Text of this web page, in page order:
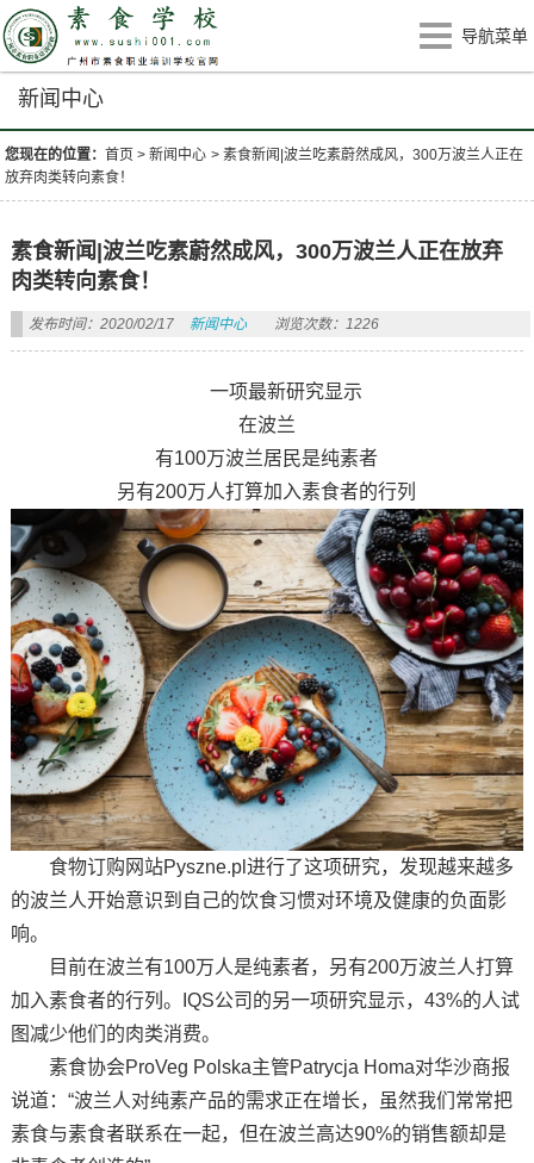
导航菜单
新闻中心
您现在的位置：首页 >新闻中心 >素食新闻|波兰吃素蔚然成风，300万波兰人正在
放弃肉类转向素食！
素食新闻|波兰吃素蔚然成风，300万波兰人正在放弃
肉类转向素食！
发布时间：2020/02/17 新闻中心 浏览次数：1226
一项最新研究显示
在波兰
有100万波兰居民是纯素者
另有200万人打算加入素食者的行列
食物订购网站Pyszne.pl进行了这项研究，发现越来越多
的波兰人开始意识到自己的饮食习惯对环境及健康的负面影
响。
目前在波兰有100万人是纯素者，另有200万波兰人打算
加入素食者的行列。IQS公司的另一项研究显示，43%的人试
图减少他们的肉类消费。
素食协会ProVeg Polska主管Patrycja Homa对华沙商报
说道：“波兰人对纯素产品的需求正在增长，虽然我们常常把
素食与素食者联系在一起，但在波兰高达90%的销售额却是